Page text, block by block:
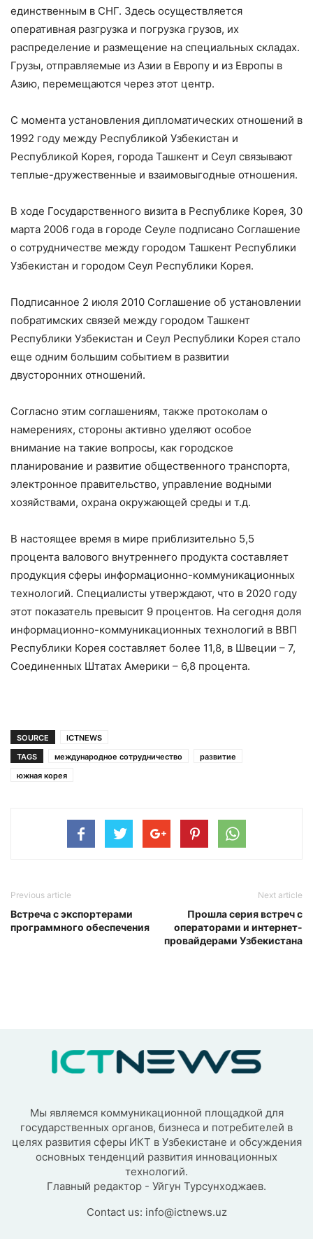
единственным в СНГ. Здесь осуществляется
оперативная разгрузка и погрузка грузов, их
распределение и размещение на специальных складах.
Грузы, отправляемые из Азии в Европу и из Европы в
Азию, перемещаются через этот центр.
С момента установления дипломатических отношений в
1992 году между Республикой Узбекистан и
Республикой Корея, города Ташкент и Сеул связывают
теплые-дружественные и взаимовыгодные отношения.
В ходе Государственного визита в Республике Корея, 30
марта 2006 года в городе Сеуле подписано Соглашение
о сотрудничестве между городом Ташкент Республики
Узбекистан и городом Сеул Республики Корея.
Подписанное 2 июля 2010 Соглашение об установлении
побратимских связей между городом Ташкент
Республики Узбекистан и Сеул Республики Корея стало
еще одним большим событием в развитии
двусторонних отношений.
Согласно этим соглашениям, также протоколам о
намерениях, стороны активно уделяют особое
внимание на такие вопросы, как городское
планирование и развитие общественного транспорта,
электронное правительство, управление водными
хозяйствами, охрана окружающей среды и т.д.
В настоящее время в мире приблизительно 5,5
процента валового внутреннего продукта составляет
продукция сферы информационно-коммуникационных
технологий. Специалисты утверждают, что в 2020 году
этот показатель превысит 9 процентов. На сегодня доля
информационно-коммуникационных технологий в ВВП
Республики Корея составляет более 11,8, в Швеции – 7,
Соединенных Штатах Америки – 6,8 процента.
SOURCE
ICTNEWS
TAGS
международное сотрудничество
развитие
южная корея
Previous article
Встреча с экспортерами
программного обеспечения
Next article
Прошла серия встреч с
операторами и интернет-
провайдерами Узбекистана
Мы являемся коммуникационной площадкой для
государственных органов, бизнеса и потребителей в
целях развития сферы ИКТ в Узбекистане и обсуждения
основных тенденций развития инновационных
технологий.
Главный редактор - Уйгун Турсунходжаев.
Contact us: info@ictnews.uz